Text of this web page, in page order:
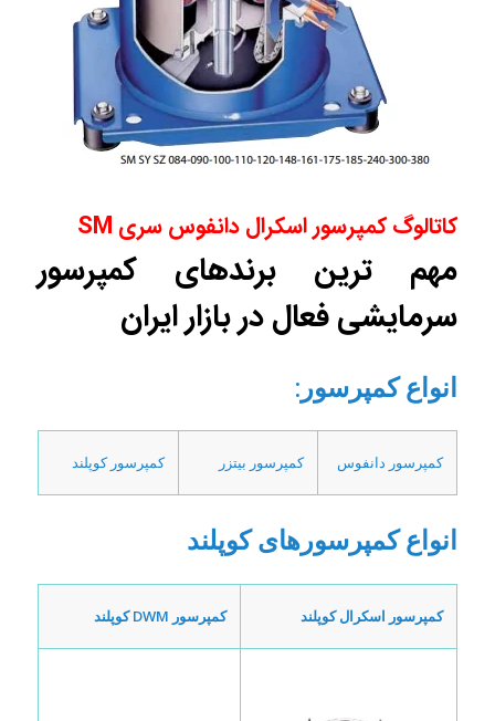
کاتالوگ کمپرسور اسکرال دانفوسسری SM
مهم ترین برندهای کمپرسور
سرمایشی فعال در بازار ایران
انواع کمپرسور :
کمپرسور دانفوس کمپرسور بیتزر کمپرسور کوپلند
انواع کمپرسورهای کوپلند
کمپرسور اسکرال کوپلند کمپرسور DWMکوپلند